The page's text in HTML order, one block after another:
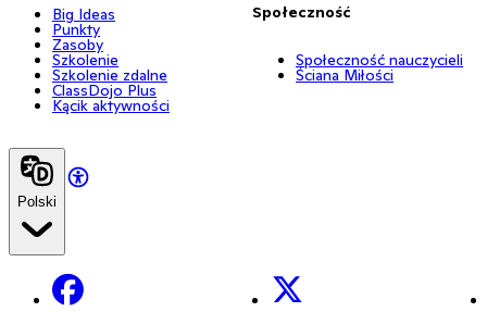
Big Ideas
Punkty
Zasoby
Szkolenie
Szkolenie zdalne
ClassDojo Plus
Kącik aktywności
Społeczność
Społeczność nauczycieli
Ściana Miłości
Polski
Facebook X